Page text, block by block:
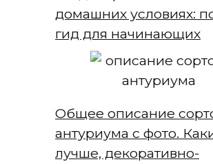
домашних условиях:
гид для начинающих
Общее описание
антуриума с фото.
лучше, декоративно-